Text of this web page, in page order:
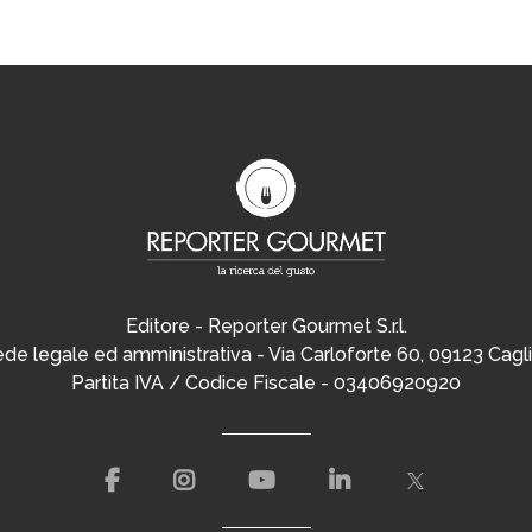
Editore - Reporter Gourmet S.r.l.
legale ed amministrativa - Via Carloforte 60, 09123
Partita IVA / Codice Fiscale - 03406920920